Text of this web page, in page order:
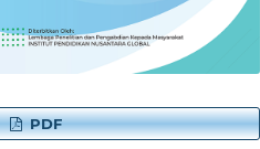
PDF